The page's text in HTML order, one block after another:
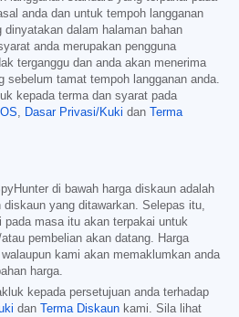
anda dan untuk tempoh langganan
dalam halaman bahan
anda merupakan pengguna
terganggu dan anda akan menerima
sebelum tamat tempoh langganan anda.
kepada terma dan syarat pada
Dasar Privasi/Kuki dan Terma
di bawah harga diskaun adalah
yang ditawarkan. Selepas itu,
pada masa itu akan terpakai untuk
pembelian akan datang. Harga
kami akan memaklumkan anda
harga.
kepada persetujuan anda terhadap
dan Terma Diskaun kami. Sila lihat